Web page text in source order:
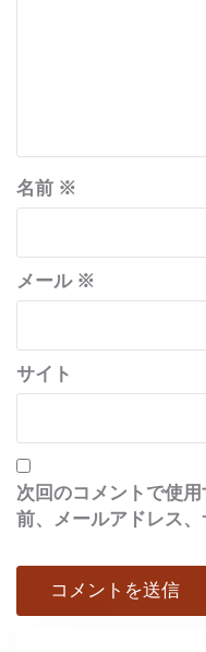
名前 ※
メール ※
サイト
次回のコメントで使
前、メールアドレス、